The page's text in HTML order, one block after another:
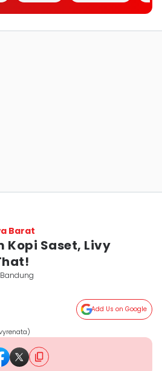
Barat
Kopi Saset, Livy
Add Us on Google